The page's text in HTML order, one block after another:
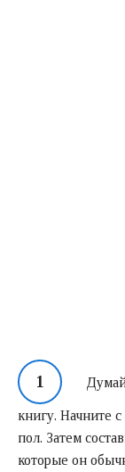
книгу. Начните
пол. Затем
которые он